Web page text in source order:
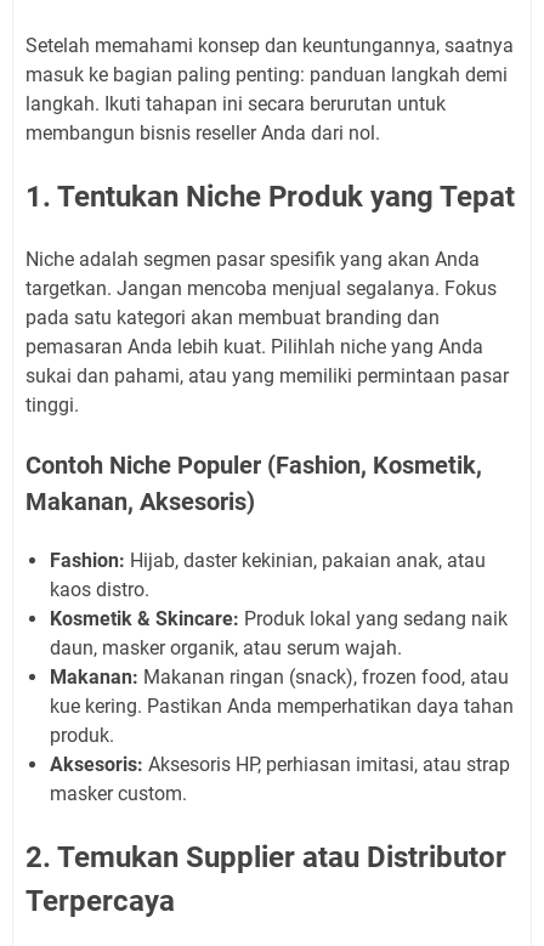
Setelah memahami konsep dan keuntungannya, saatnya
masuk ke bagian paling penting: panduan langkah demi
langkah. Ikuti tahapan ini secara berurutan untuk
membangun bisnis reseller Anda dari nol.
1. Tentukan Niche Produk yang Tepat
Niche adalah segmen pasar spesifik yang akan Anda
targetkan. Jangan mencoba menjual segalanya. Fokus
pada satu kategori akan membuat branding dan
pemasaran Anda lebih kuat. Pilihlah niche yang Anda
sukai dan pahami, atau yang memiliki permintaan pasar
tinggi.
Contoh Niche Populer (Fashion, Kosmetik,
Makanan, Aksesoris)
Fashion: Hijab, daster kekinian, pakaian anak, atau
kaos distro.
Kosmetik & Skincare: Produk lokal yang sedang naik
daun, masker organik, atau serum wajah.
Makanan: Makanan ringan (snack), frozen food, atau
kue kering. Pastikan Anda memperhatikan daya tahan
produk.
Aksesoris: Aksesoris HP, perhiasan imitasi, atau strap
masker custom.
2. Temukan Supplier atau Distributor
Terpercaya